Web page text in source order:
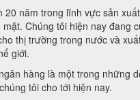
20 năm trong lĩnh vực sản
Chúng tôi hiện nay đang
thị trường trong nước và
giới.
hàng là một trong những
tôi cho tới hiện nay.